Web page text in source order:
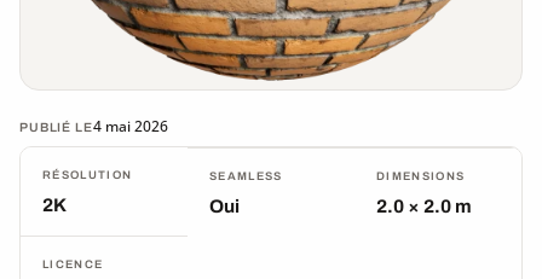
PUBLIÉ LE4 mai 2026
RÉSOLUTION
2K
SEAMLESS
Oui
DIMENSIONS
2.0 × 2.0 m
LICENCE